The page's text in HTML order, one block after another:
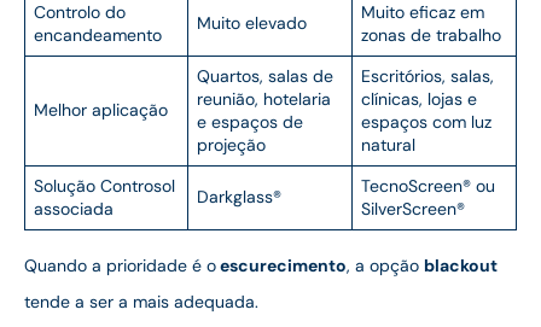
Controlo do
encandeamento
Muito elevado
Muito eficaz em
zonas de trabalho
Melhor aplicação
Quartos, salas de
reunião, hotelaria
e espaços de
projeção
Escritórios, salas,
clínicas, lojas e
espaços com luz
natural
Solução Controsol
associada
Darkglass®
TecnoScreen® ou
SilverScreen®
Quando a prioridade é oescurecimento, a opção blackout
tende a ser a mais adequada.